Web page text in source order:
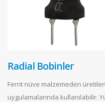
Radial Bobinler
Ferrit nüve malzemeden
uygulamalarında kullanılabilir.